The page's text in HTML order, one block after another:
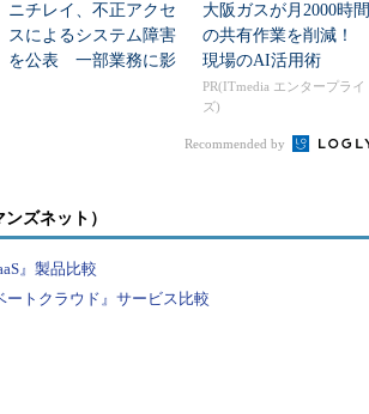
。
あり、1つのストリームに対する通信路
ニチレイ、不正アクセ
スによるシステム障害
を公表 一部業務に影
大阪ガスが月2000時間
の共有作業を削減！
現場のAI活用術
PR(ITmedia エンタープライ
ズ)
Recommended by
ズネット）
』製品比較
トクラウド』サービス比較